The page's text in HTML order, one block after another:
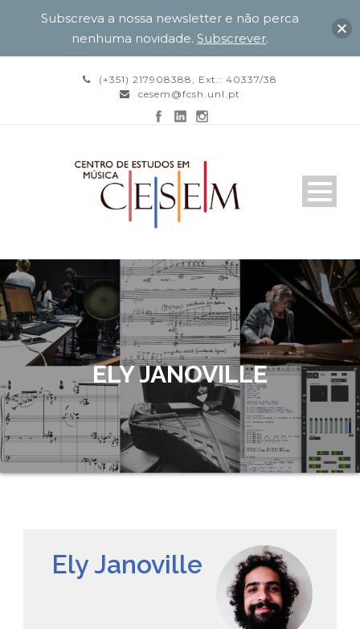
(+351) 217908388, Ext.: 40337/38
cesem@fcsh.unl.pt
ELY JANOVILLE
Ely Janoville
Subscreva a nossa newsletter e não perca
nenhuma novidade. Subscrever.